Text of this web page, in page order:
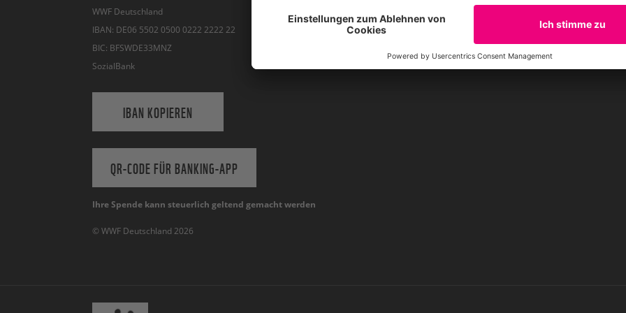
WWF Deutschland
IBAN: DE06 5502 0500 0222 2222 22
BIC: BFSWDE33MNZ
SozialBank
IBAN KOPIEREN
QR-CODE FÜR BANKING-APP
Reinhardtstr. 18
10117 Berlin
Tel.: 030-311 777 700
Ihre Spende kann steuerlich geltend gemacht werden
Umsatzsteuer-Identifikationsnummer:
Freistellungsbescheid: Als
§5 I 9 KStg. unter der Steuernummer 27/
© WWF Deutschland 2026